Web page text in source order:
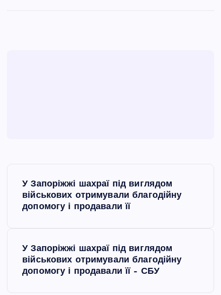
У Запоріжжі шахраї під виглядом
військових отримували благодійну
допомогу і продавали її
У Запоріжжі шахраї під виглядом
військових отримували благодійну
допомогу і продавали її – СБУ